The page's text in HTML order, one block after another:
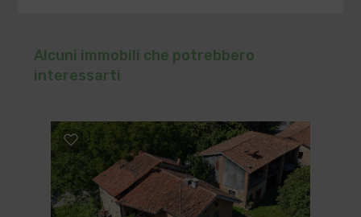
Alcuni immobili che potrebbero
interessarti